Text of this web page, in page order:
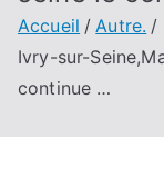
Accueil
Autre.
Ivry-sur-
continue …